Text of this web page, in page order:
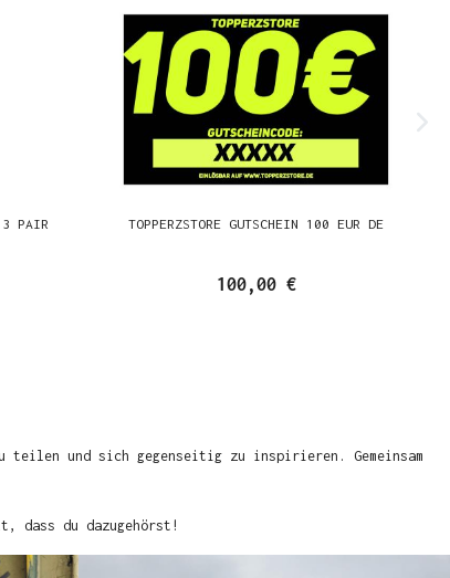
3 PAIR TOPPERZSTORE GUTSCHEIN 100 EUR DE
100,00 €
teilen und sich gegenseitig zu inspirieren. Gemeinsam
dass du dazugehörst!